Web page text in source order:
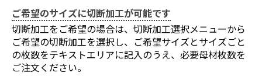
ご希望のサイズに切断加工が可能です
切断加工をご希望の場合は、切断加工選択メニューから
ご希望の切断加工を選択し、ご希望サイズとサイズごと
の枚数をテキストエリアに記入のうえ、必要母材枚数を
ご注文ください。